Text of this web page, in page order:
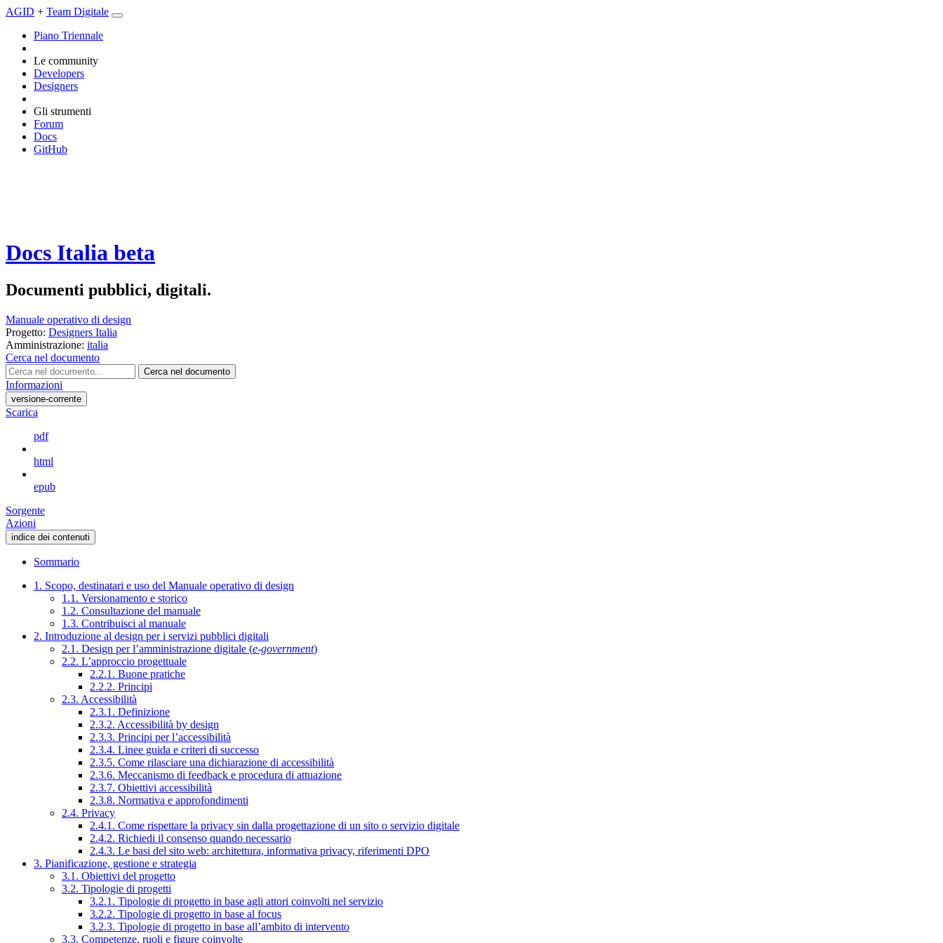
AGID + Team Digitale
Piano Triennale
Le community
Developers
Designers
Gli strumenti
Forum
Docs
GitHub
Docs Italia beta
Documenti pubblici, digitali.
Manuale operativo di design
Progetto: Designers Italia
Amministrazione: italia
Cerca nel documento
Cerca nel documento
Informazioni
versione-corrente
Scarica
pdf
html
epub
Sorgente
Azioni
indice dei contenuti
Sommario
1. Scopo, destinatari e uso del Manuale operativo di design
1.1. Versionamento e storico
1.2. Consultazione del manuale
1.3. Contribuisci al manuale
2. Introduzione al design per i servizi pubblici digitali
2.1. Design per l’amministrazione digitale (e-government)
2.2. L’approccio progettuale
2.2.1. Buone pratiche
2.2.2. Principi
2.3. Accessibilità
2.3.1. Definizione
2.3.2. Accessibilità by design
2.3.3. Principi per l’accessibilità
2.3.4. Linee guida e criteri di successo
2.3.5. Come rilasciare una dichiarazione di accessibilità
2.3.6. Meccanismo di feedback e procedura di attuazione
2.3.7. Obiettivi accessibilità
2.3.8. Normativa e approfondimenti
2.4. Privacy
2.4.1. Come rispettare la privacy sin dalla progettazione di un sito o servizio digitale
2.4.2. Richiedi il consenso quando necessario
2.4.3. Le basi del sito web: architettura, informativa privacy, riferimenti DPO
3. Pianificazione, gestione e strategia
3.1. Obiettivi del progetto
3.2. Tipologie di progetti
3.2.1. Tipologie di progetto in base agli attori coinvolti nel servizio
3.2.2. Tipologie di progetto in base al focus
3.2.3. Tipologie di progetto in base all’ambito di intervento
3.3. Competenze, ruoli e figure coinvolte